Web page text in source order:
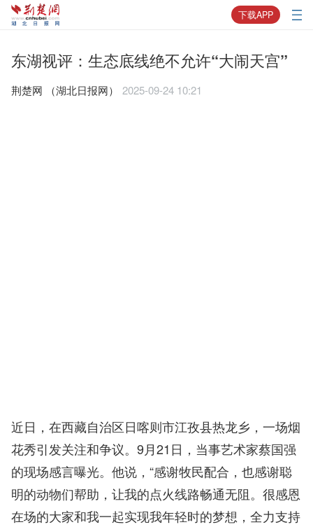
下载APP
东湖视评：生态底线绝不允许“大闹天宫”
荆楚网 ​（湖北日报网） 2025-09-24 10:21
近日，在西藏自治区日喀则市江孜县热龙乡，一场烟
花秀引发关注和争议。9月21日，当事艺术家蔡国强
的现场感言曝光。他说，“感谢牧民配合，也感谢聪
明的动物们帮助，让我的点火线路畅通无阻。很感恩
在场的大家和我一起实现我年轻时的梦想，全力支持